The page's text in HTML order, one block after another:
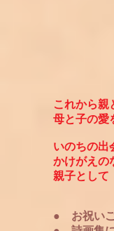
これから
母と子の愛
いのちの出
かけがえの
親子として
● お祝いご